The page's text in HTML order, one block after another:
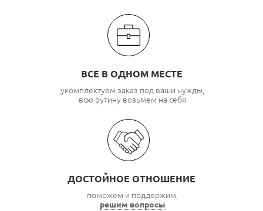
ВСЕ В ОДНОМ МЕСТЕ
укомплектуем заказ под ваши нужды,
всю рутину возьмем на себя
ДОСТОЙНОЕ ОТНОШЕНИЕ
поможем и поддержим,
решим вопросы